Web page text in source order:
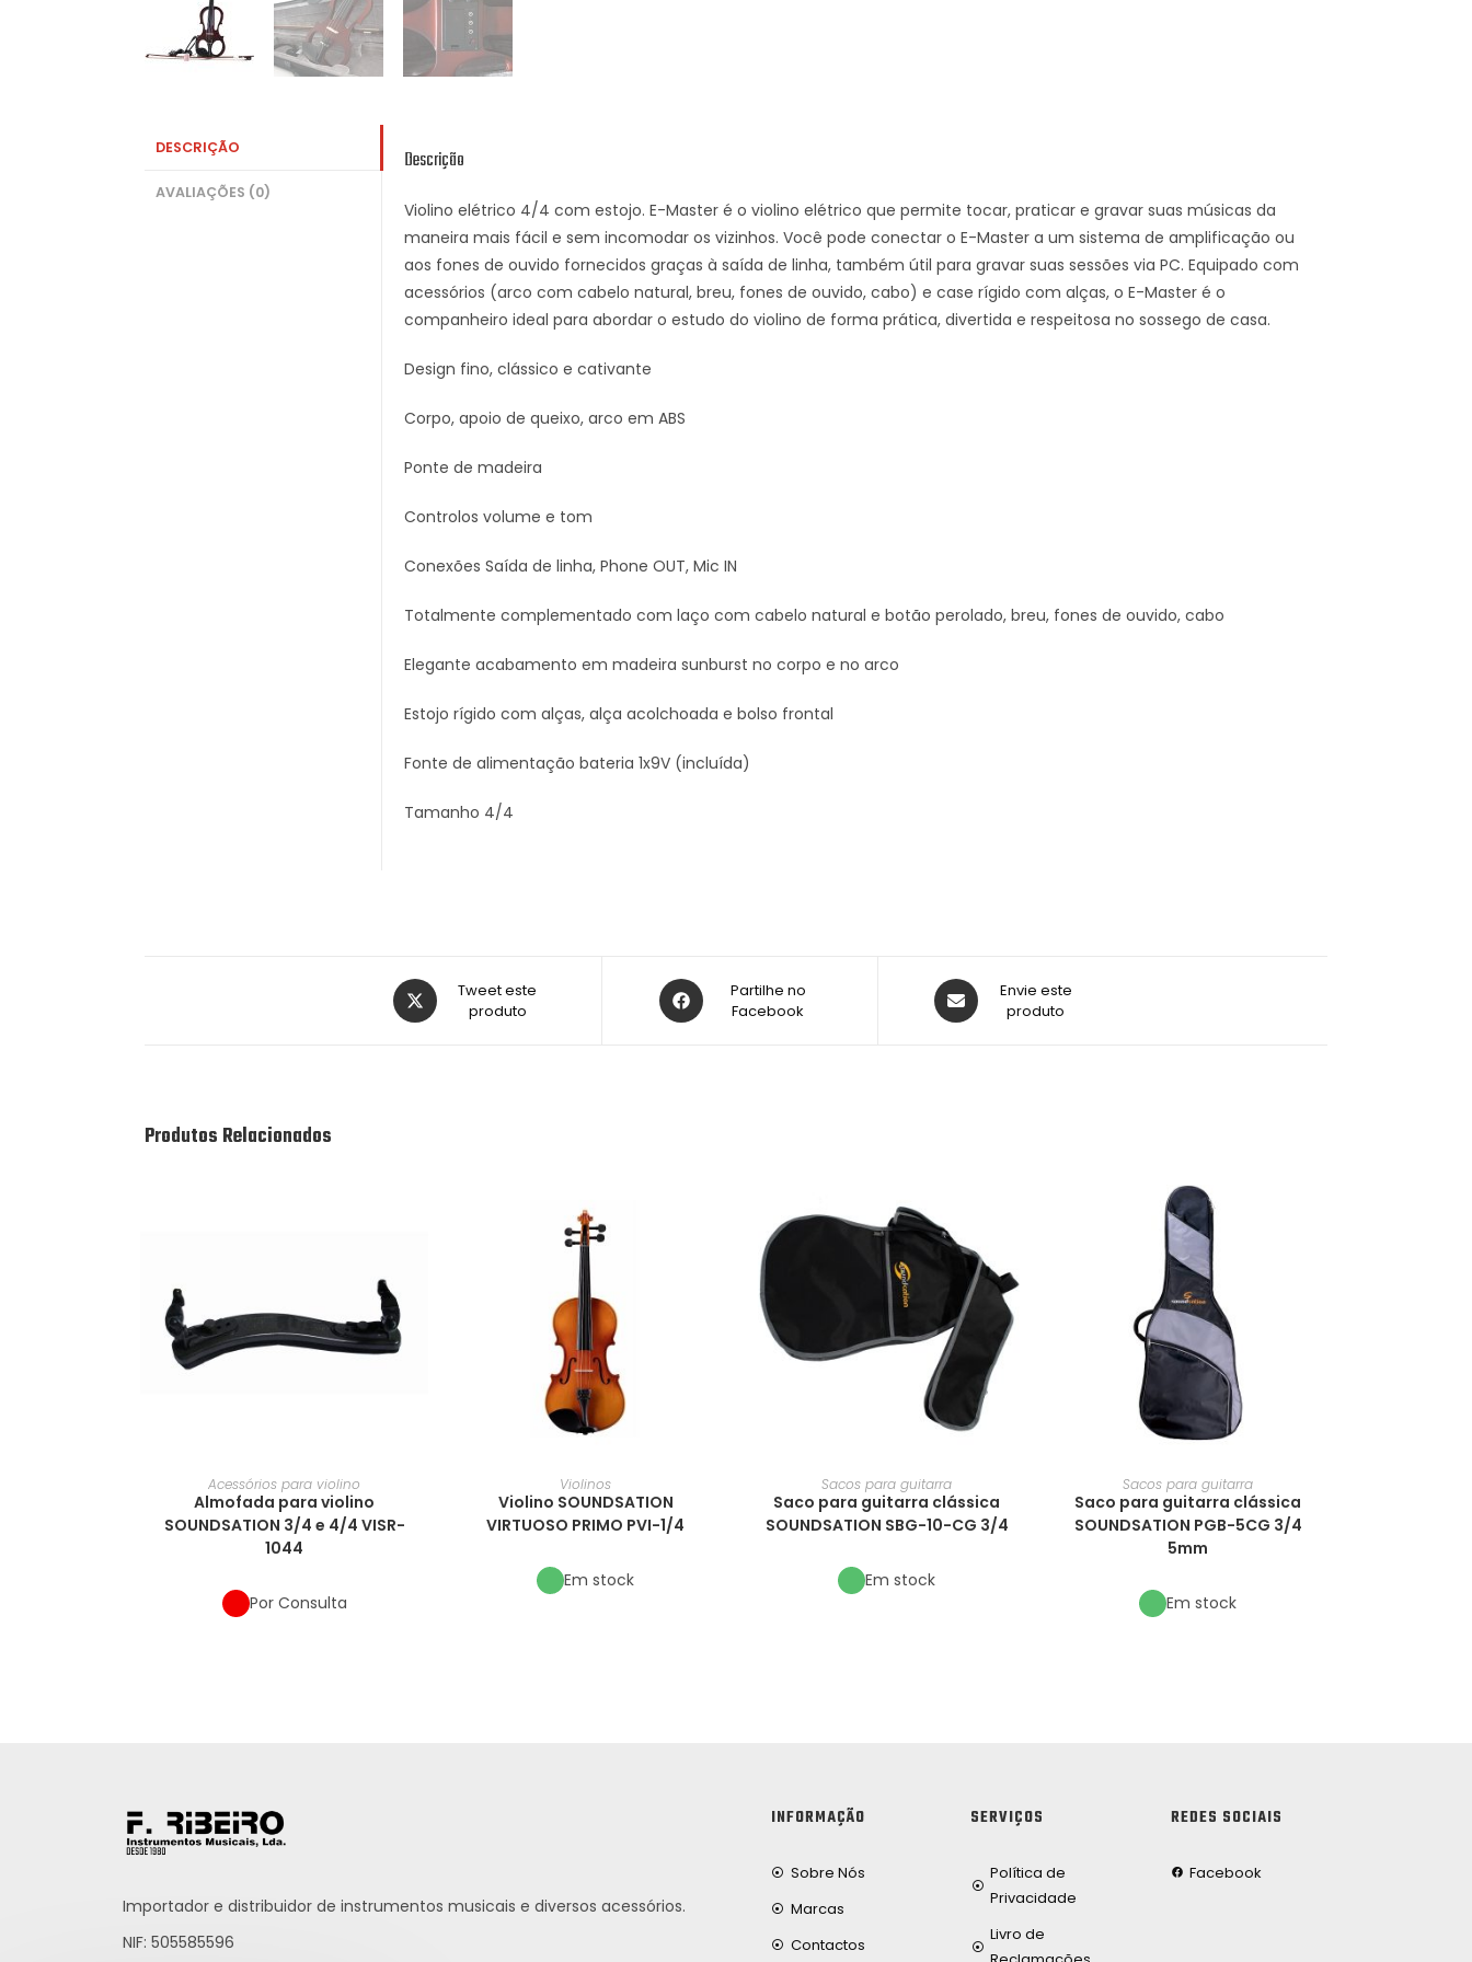
DESCRIÇÃO
AVALIAÇÕES (0)
Descrição
Violino elétrico 4/4 com estojo. E-Master é o violino elétrico que permite tocar, praticar e gravar suas músicas da
maneira mais fácil e sem incomodar os vizinhos. Você pode conectar o E-Master a um sistema de amplificação ou
aos fones de ouvido fornecidos graças à saída de linha, também útil para gravar suas sessões via PC. Equipado com
acessórios (arco com cabelo natural, breu, fones de ouvido, cabo) e case rígido com alças, o E-Master é o
companheiro ideal para abordar o estudo do violino de forma prática, divertida e respeitosa no sossego de casa.
Design fino, clássico e cativante
Corpo, apoio de queixo, arco em ABS
Ponte de madeira
Controlos volume e tom
Conexões Saída de linha, Phone OUT, Mic IN
Totalmente complementado com laço com cabelo natural e botão perolado, breu, fones de ouvido, cabo
Elegante acabamento em madeira sunburst no corpo e no arco
Estojo rígido com alças, alça acolchoada e bolso frontal
Fonte de alimentação bateria 1x9V (incluída)
Tamanho 4/4
Tweet este
produto
Partilhe no
Facebook
Envie este
produto
Produtos Relacionados
Acessórios para violino
Almofada para violino
SOUNDSATION 3/4 e 4/4 VISR-
1044
Por Consulta
Violinos
Violino SOUNDSATION
VIRTUOSO PRIMO PVI-1/4
Em stock
Sacos para guitarra
Saco para guitarra clássica
SOUNDSATION SBG-10-CG 3/4
Em stock
Sacos para guitarra
Saco para guitarra clássica
SOUNDSATION PGB-5CG 3/4
5mm
Em stock
Importador e distribuidor de instrumentos musicais e diversos acessórios.
NIF: 505585596
INFORMAÇÃO
Sobre Nós
Marcas
Contactos
SERVIÇOS
Política de
Privacidade
Livro de
REDES SOCIAIS
Facebook